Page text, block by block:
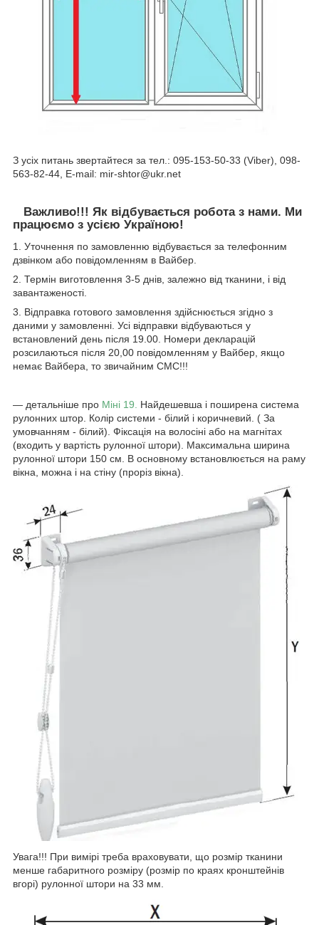
З усіх питань звертайтеся за тел.: 095-153-50-33 (Viber), 098-
563-82-44, E-mail: mir-shtor@ukr.net
Важливо!!! Як відбувається робота з нами. Ми
працюємо з усією Україною!
1. Уточнення по замовленню відбувається за телефонним
дзвінком або повідомленням в Вайбер.
2. Термін виготовлення 3-5 днів, залежно від тканини, і від
завантаженості.
3. Відправка готового замовлення здійснюється згідно з
даними у замовленні. Усі відправки відбуваються у
встановлений день після 19.00. Номери декларацій
розсилаються після 20,00 повідомленням у Вайбер, якщо
немає Вайбера, то звичайним СМС!!!
― детальніше про Міні 19. Найдешевша і поширена система
рулонних штор. Колір системи - білий і коричневий. ( За
умовчанням - білий). Фіксація на волосіні або на магнітах
(входить у вартість рулонної штори). Максимальна ширина
рулонної штори 150 см. В основному встановлюється на раму
вікна, можна і на стіну (проріз вікна).
Увага!!! При вимірі треба враховувати, що розмір тканини
менше габаритного розміру (розмір по краях кронштейнів
вгорі) рулонної штори на 33 мм.